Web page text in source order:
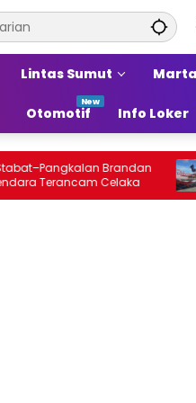
Lintas Sumut
Otomotif Info Loker
Brandan
Celaka